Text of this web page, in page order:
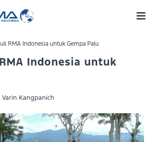
RMA Indonesia untuk Gempa Palu
Indonesia untuk
Varin Kangpanich